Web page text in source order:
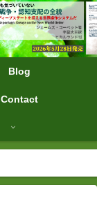
Blog
Contact